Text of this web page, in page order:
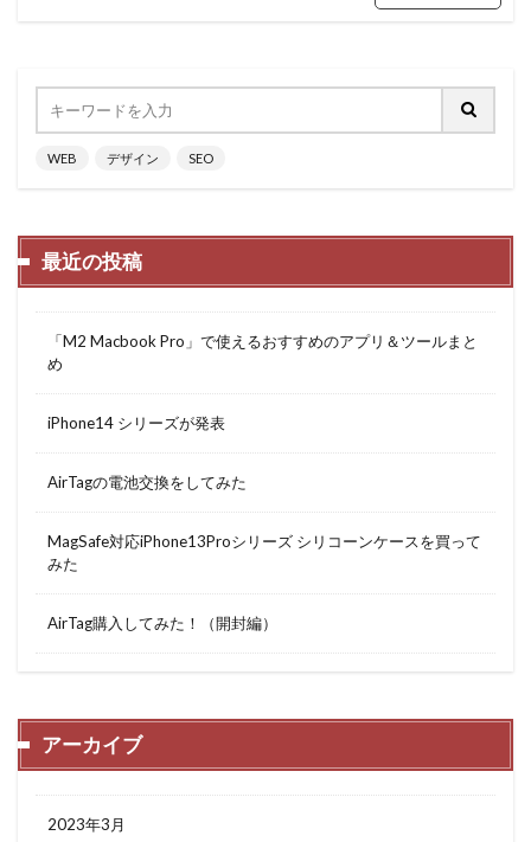
WEB デザイン SEO
最近の投稿
「M2 Macbook Pro」で使えるおすすめのアプリ＆ツールまと
め
iPhone14 シリーズが発表
AirTagの電池交換をしてみた
MagSafe対応iPhone13Proシリーズ シリコーンケースを買って
みた
AirTag購入してみた！（開封編）
アーカイブ
2023年3月